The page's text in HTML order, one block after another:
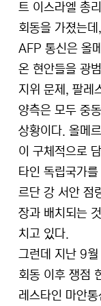
트 이스라엘 총
회동을 가졌는데,
AFP 통신은 올
온 현안들을 광
지위 문제, 팔레
양측은 모두 중
상황이다. 올메
이 구체적으로
타인 독립국가
르단 강 서안 점
장과 배치되는
치고 있다.
그런데 지난 9
회동 이후 쟁점
레스타인 마안